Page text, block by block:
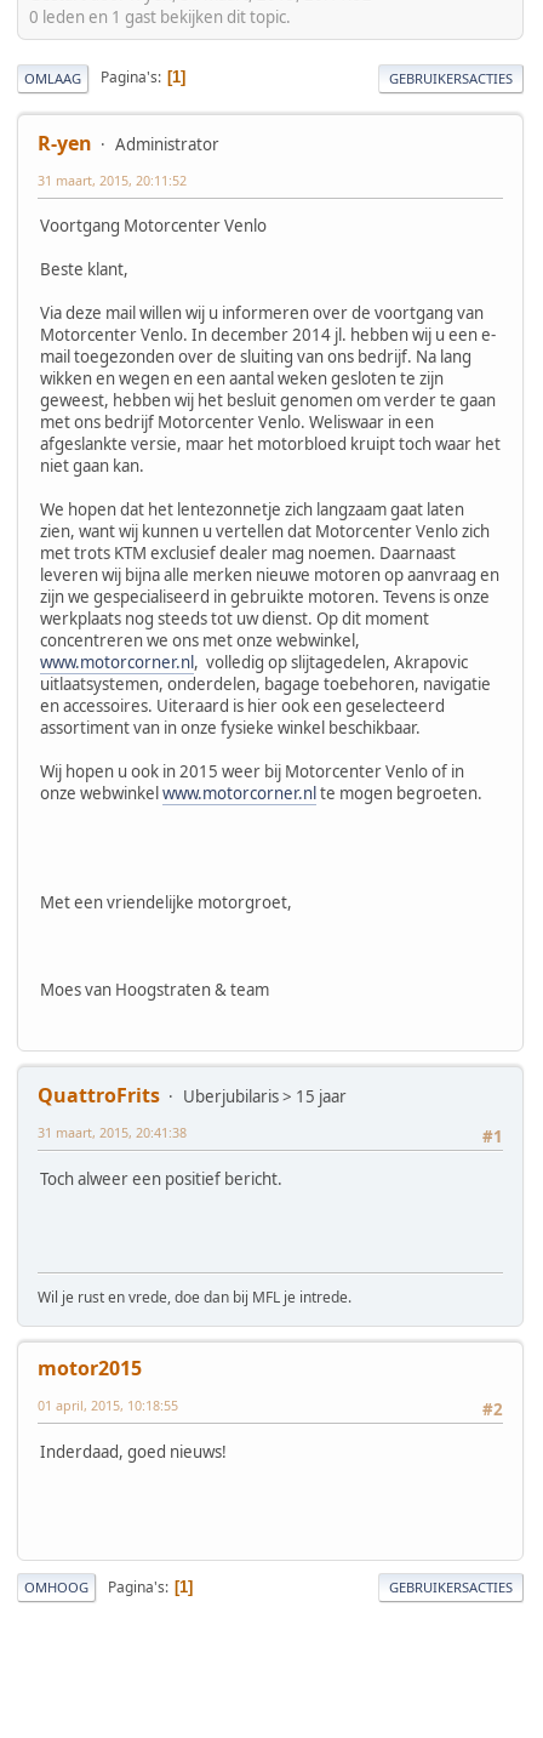
0 leden en 1 gast bekijken dit topic.
OMLAAG Pagina's 1 GEBRUIKERSACTIES
R-yen Administrator
31 maart, 2015, 20:11:52
Voortgang Motorcenter Venlo
Beste klant,
Via deze mail willen wij u informeren over de voortgang van
Motorcenter Venlo. In december 2014 jl. hebben wij u een e-
mail toegezonden over de sluiting van ons bedrijf. Na lang
wikken en wegen en een aantal weken gesloten te zijn
geweest, hebben wij het besluit genomen om verder te gaan
met ons bedrijf Motorcenter Venlo. Weliswaar in een
afgeslankte versie, maar het motorbloed kruipt toch waar het
niet gaan kan.
We hopen dat het lentezonnetje zich langzaam gaat laten
zien, want wij kunnen u vertellen dat Motorcenter Venlo zich
met trots KTM exclusief dealer mag noemen. Daarnaast
leveren wij bijna alle merken nieuwe motoren op aanvraag en
zijn we gespecialiseerd in gebruikte motoren. Tevens is onze
werkplaats nog steeds tot uw dienst. Op dit moment
concentreren we ons met onze webwinkel,
www.motorcorner.nl, volledig op slijtagedelen, Akrapovic
uitlaatsystemen, onderdelen, bagage toebehoren, navigatie
en accessoires. Uiteraard is hier ook een geselecteerd
assortiment van in onze fysieke winkel beschikbaar.
Wij hopen u ook in 2015 weer bij Motorcenter Venlo of in
onze webwinkelwww.motorcorner.nlte mogen begroeten.
Met een vriendelijke motorgroet,
Moes van Hoogstraten & team
QuattroFrits
Uberjubilaris > 15 jaar
#1
31 maart, 2015, 20:41:38
Toch alweer een positief bericht.
Wil je rust en vrede, doe dan bij MFL je intrede.
motor2015
#2
01 april, 2015, 10:18:55
Inderdaad, goed nieuws!
OMHOOG Pagina's 1 GEBRUIKERSACTIES